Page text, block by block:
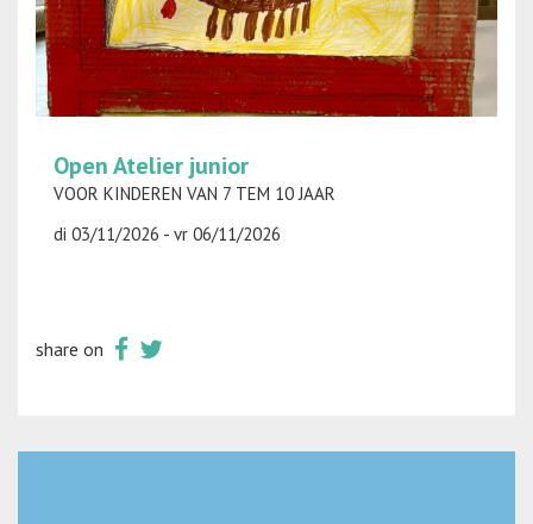
Open Atelier junior
VOOR KINDEREN VAN 7 TEM 10 JAAR
di 03/11/2026 - vr 06/11/2026
share on